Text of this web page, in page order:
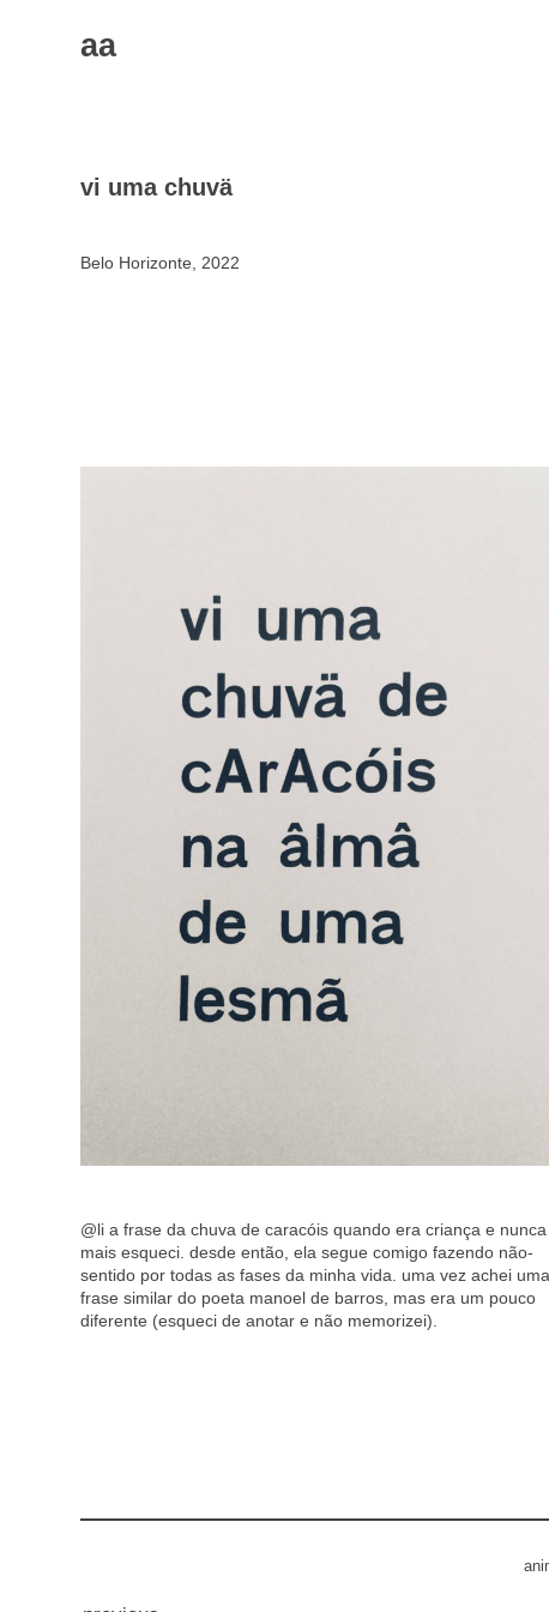
Skip
to
aa
vi uma chuvä
Belo Horizonte, 2022
@li a frase da chuva de caracóis quando era criança e nunca
mais esqueci. desde então, ela segue comigo fazendo não-
sentido por todas as fases da minha vida. uma vez achei uma
frase similar do poeta manoel de barros, mas era um pouco
diferente (esqueci de anotar e não memorizei).